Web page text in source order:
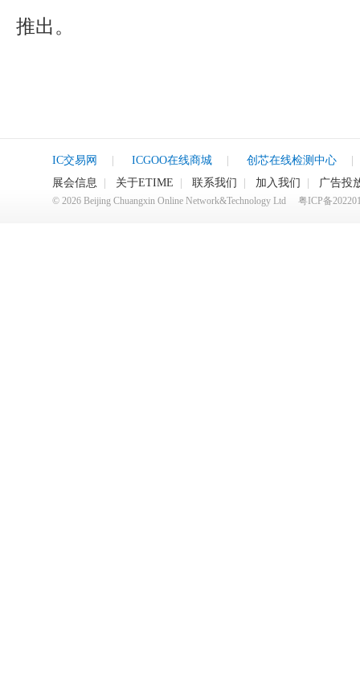
推出。
IC交易网 ICGOO在线商城 创芯在线检测中心
展会信息
关于ETIME 联系我们 加入我们 广告投
© 2026 Beijing Chuangxin Online Network&Technology Ltd 粤ICP备